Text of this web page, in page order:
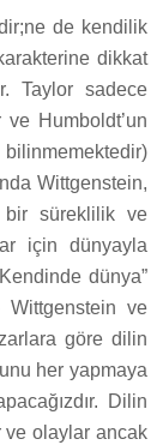
de kendilik
dikkat
Taylor sadece
Humboldt’un
Wittgenstein,
bir süreklilik ve
için dünyayla
dünya”
Wittgenstein ve
göre dilin
her yapmaya
Dilin
olaylar ancak